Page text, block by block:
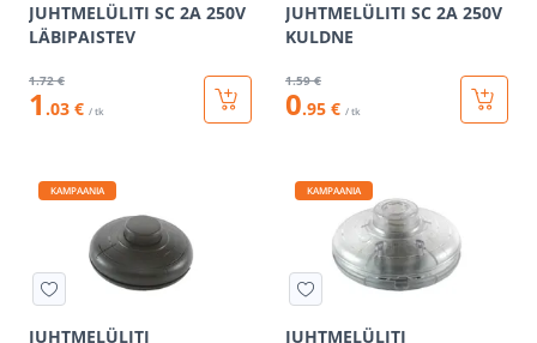
JUHTMELÜLITI SC 2A 250V
LÄBIPAISTEV
1.72 €
1 .03 € / tk
JUHTMELÜLITI SC 2A 250V
KULDNE
1.59 €
0.95 € / tk
KAMPAANIA
JUHTMELÜLITI
KAMPAANIA
JUHTMELÜLITI